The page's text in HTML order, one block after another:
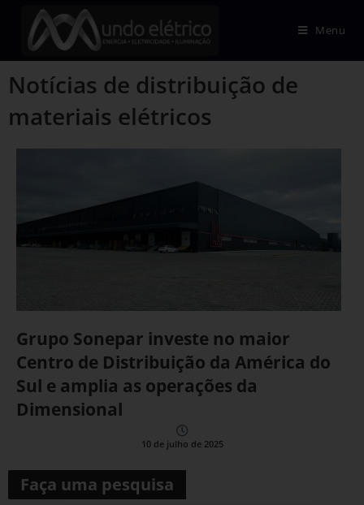
Menu
Notícias de distribuição de
materiais elétricos
Grupo Sonepar investe no maior
Centro de Distribuição da América do
Sul e amplia as operações da
Dimensional
10 de julho de 2025
Faça uma pesquisa